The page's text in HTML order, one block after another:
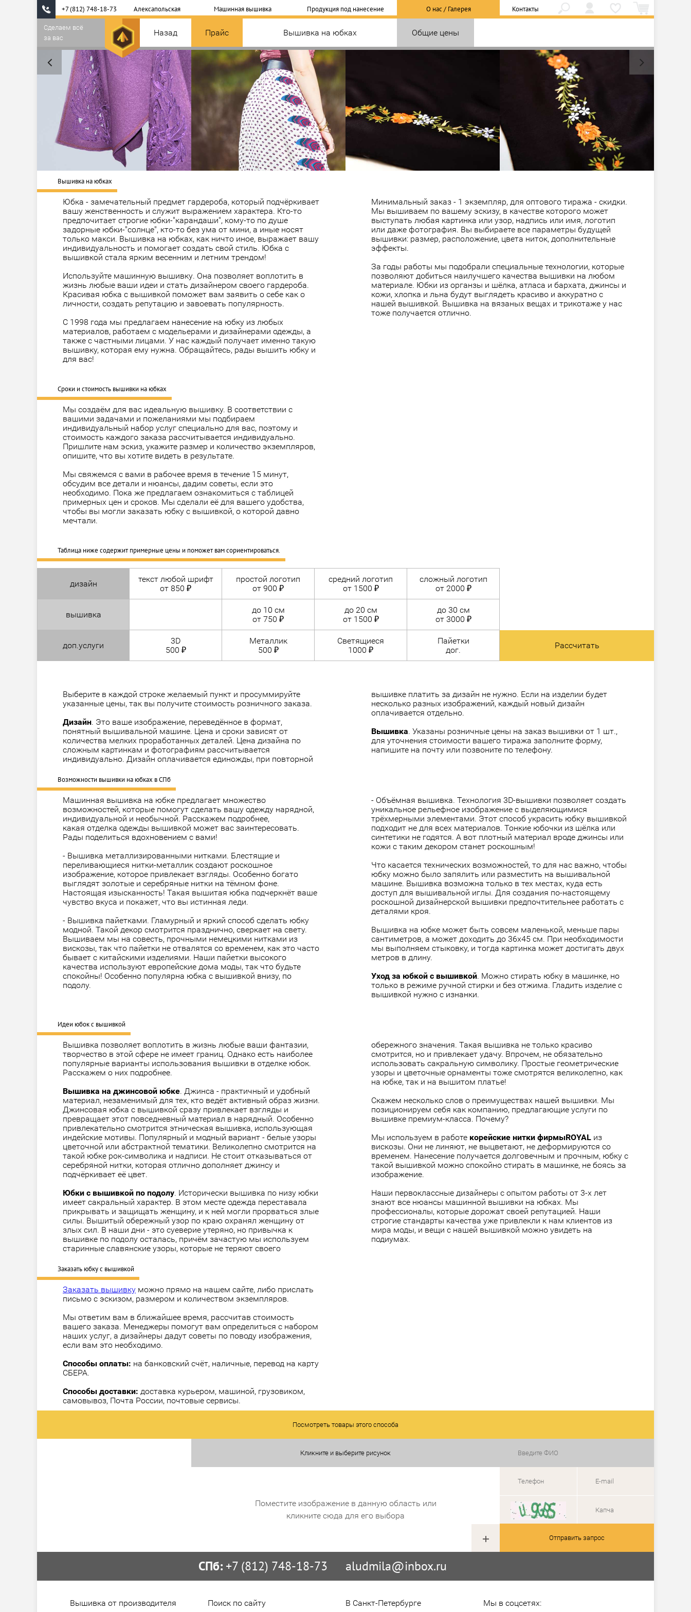
+7 (812) 748-18-73 Алексапольская Машинная вышивка Продукция под нанесение О нас / Галерея Контакты
Назад Прайс Вышивка на юбках Общие цены
Сделаем всё
за вас
Вышивка на юбках
Юбка - замечательный предмет гардероба, который подчёркивает
вашу женственность и служит выражением характера. Кто-то
предпочитает строгие юбки-"карандаши", кому-то по душе
задорные юбки-"солнце", кто-то без ума от мини, а иные носят
только макси. Вышивка на юбках, как ничто иное, выражает вашу
индивидуальность и помогает создать свой стиль. Юбка с
вышивкой стала ярким весенним и летним трендом!
Используйте машинную вышивку. Она позволяет воплотить в
жизнь любые ваши идеи и стать дизайнером своего гардероба.
Красивая юбка с вышивкой поможет вам заявить о себе как о
личности, создать репутацию и завоевать популярность.
С 1998 года мы предлагаем нанесение на юбку из любых
материалов, работаем с модельерами и дизайнерами одежды, а
также с частными лицами. У нас каждый получает именно такую
вышивку, которая ему нужна. Обращайтесь, рады вышить юбку и
для вас!
Минимальный заказ - 1 экземпляр, для оптового тиража - скидки.
Мы вышиваем по вашему эскизу, в качестве которого может
выступать любая картинка или узор, надпись или имя, логотип
или даже фотография. Вы выбираете все параметры будущей
вышивки: размер, расположение, цвета ниток, дополнительные
эффекты.
За годы работы мы подобрали специальные технологии, которые
позволяют добиться наилучшего качества вышивки на любом
материале. Юбки из органзы и шёлка, атласа и бархата, джинсы и
кожи, хлопка и льна будут выглядеть красиво и аккуратно с
нашей вышивкой. Вышивка на вязаных вещах и трикотаже у нас
тоже получается отлично.
Сроки и стоимость вышивки на юбках
Мы создаём для вас идеальную вышивку. В соответствии с
вашими задачами и пожеланиями мы подбираем
индивидуальный набор услуг специально для вас, поэтому и
стоимость каждого заказа рассчитывается индивидуально.
Пришлите нам эскиз, укажите размер и количество экземпляров,
опишите, что вы хотите видеть в результате.
Мы свяжемся с вами в рабочее время в течение 15 минут,
обсудим все детали и нюансы, дадим советы, если это
необходимо. Пока же предлагаем ознакомиться с таблицей
примерных цен и сроков. Мы сделали её для вашего удобства,
чтобы вы могли заказать юбку с вышивкой, о которой давно
мечтали.
Таблица ниже содержит примерные цены и поможет вам сориентироваться.
дизайн
текст любой шрифт
от 850 ₽
простой логотип
от 900 ₽
средний логотип
от 1500 ₽
сложный логотип
от 2000 ₽
вышивка
до 10 см
от 750 ₽
до 20 см
от 1500 ₽
до 30 см
от 3000 ₽
доп.услуги
3D
500 ₽
Металлик
500 ₽
Светящиеся
1000 ₽
Пайетки
дог.
Рассчитать
Выберите в каждой строке желаемый пункт и просуммируйте
указанные цены, так вы получите стоимость розничного заказа.
Дизайн. Это ваше изображение, переведённое в формат,
понятный вышивальной машине. Цена и сроки зависят от
количества мелких проработанных деталей. Цена дизайна по
сложным картинкам и фотографиям рассчитывается
индивидуально. Дизайн оплачивается единожды, при повторной
вышивке платить за дизайн не нужно. Если на изделии будет
несколько разных изображений, каждый новый дизайн
оплачивается отдельно.
Вышивка. Указаны розничные цены на заказ вышивки от 1 шт.,
для уточнения стоимости вашего тиража заполните форму,
напишите на почту или позвоните по телефону.
Возможности вышивки на юбках в СПб
Машинная вышивка на юбке предлагает множество
возможностей, которые помогут сделать вашу одежду нарядной,
индивидуальной и необычной. Расскажем подробнее,
какая отделка одежды вышивкой может вас заинтересовать.
Рады поделиться вдохновением с вами!
- Вышивка металлизированными нитками. Блестящие и
переливающиеся нитки-металлик создают роскошное
изображение, которое привлекает взгляды. Особенно богато
выглядят золотые и серебряные нитки на тёмном фоне.
Настоящая изысканность! Такая вышитая юбка подчеркнёт ваше
чувство вкуса и покажет, что вы истинная леди.
- Вышивка пайетками. Гламурный и яркий способ сделать юбку
модной. Такой декор смотрится празднично, сверкает на свету.
Вышиваем мы на совесть, прочными немецкими нитками из
вискозы, так что пайетки не отвалятся со временем, как это часто
бывает с китайскими изделиями. Наши пайетки высокого
качества используют европейские дома моды, так что будьте
спокойны! Особенно популярна юбка с вышивкой внизу, по
подолу.
- Объёмная вышивка. Технология 3D-вышивки позволяет создать
уникальное рельефное изображение с выделяющимися
трёхмерными элементами. Этот способ украсить юбку вышивкой
подходит не для всех материалов. Тонкие юбочки из шёлка или
синтетики не годятся. А вот плотный материал вроде джинсы или
кожи с таким декором станет роскошным!
Что касается технических возможностей, то для нас важно, чтобы
юбку можно было запялить или разместить на вышивальной
машине. Вышивка возможна только в тех местах, куда есть
доступ для вышивальной иглы. Для создания по-настоящему
роскошной дизайнерской вышивки предпочтительнее работать с
деталями кроя.
Вышивка на юбке может быть совсем маленькой, меньше пары
сантиметров, а может доходить до 36х45 см. При необходимости
мы выполняем стыковку, и тогда картинка может достигать двух
метров в длину.
Уход за юбкой с вышивкой. Можно стирать юбку в машинке, но
только в режиме ручной стирки и без отжима. Гладить изделие с
вышивкой нужно с изнанки.
Идеи юбок с вышивкой
Вышивка позволяет воплотить в жизнь любые ваши фантазии,
творчество в этой сфере не имеет границ. Однако есть наиболее
популярные варианты использования вышивки в отделке юбок.
Расскажем о них подробнее.
Вышивка на джинсовой юбке. Джинса - практичный и удобный
материал, незаменимый для тех, кто ведёт активный образ жизни.
Джинсовая юбка с вышивкой сразу привлекает взгляды и
превращает этот повседневный материал в нарядный. Особенно
привлекательно смотрится этническая вышивка, использующая
индейские мотивы. Популярный и модный вариант - белые узоры
цветочной или абстрактной тематики. Великолепно смотрится на
такой юбке рок-символика и надписи. Не стоит отказываться от
серебряной нитки, которая отлично дополняет джинсу и
подчёркивает её цвет.
Юбки с вышивкой по подолу. Исторически вышивка по низу юбки
имеет сакральный характер. В этом месте одежда переставала
прикрывать и защищать женщину, и к ней могли прорваться злые
силы. Вышитый обережный узор по краю охранял женщину от
злых сил. В наши дни - это суеверие утеряно, но привычка к
вышивке по подолу осталась, причём зачастую мы используем
старинные славянские узоры, которые не теряют своего
обережного значения. Такая вышивка не только красиво
смотрится, но и привлекает удачу. Впрочем, не обязательно
использовать сакральную символику. Простые геометрические
узоры и цветочные орнаменты тоже смотрятся великолепно, как
на юбке, так и на вышитом платье!
Скажем несколько слов о преимуществах нашей вышивки. Мы
позиционируем себя как компанию, предлагающие услуги по
вышивке премиум-класса. Почему?
Мы используем в работе корейские нитки фирмыROYAL из
вискозы. Они не линяют, не выцветают, не деформируются со
временем. Нанесение получается долговечным и прочным, юбку с
такой вышивкой можно спокойно стирать в машинке, не боясь за
изображение.
Наши первоклассные дизайнеры с опытом работы от 3-х лет
знают все нюансы машинной вышивки на юбках. Мы
профессионалы, которые дорожат своей репутацией. Наши
строгие стандарты качества уже привлекли к нам клиентов из
мира моды, и вещи с нашей вышивкой можно увидеть на
подиумах.
Заказать юбку с вышивкой
Заказать вышивку можно прямо на нашем сайте, либо прислать
письмо с эскизом, размером и количеством экземпляров.
Мы ответим вам в ближайшее время, рассчитав стоимость
вашего заказа. Менеджеры помогут вам определиться с набором
наших услуг, а дизайнеры дадут советы по поводу изображения,
если вам это необходимо.
Способы оплаты: на банковский счёт, наличные, перевод на карту
СБЕРА.
Способы доставки: доставка курьером, машиной, грузовиком,
самовывоз, Почта России, почтовые сервисы.
Посмотреть товары этого способа
Отправить запрос
Кликните и выберите рисунок
Поместите изображение в данную область или
кликните сюда для его выбора
СПб: +7 (812) 748-18-73 aludmila@inbox.ru
Вышивка от производителя
Поиск по сайту
В Санкт-Петербурге
Мы в соцсетях: